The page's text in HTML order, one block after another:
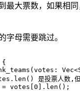
最大票数，如果相
字母需要跳过。
{
(votes : Vec<
= votes [0 ]. len ();